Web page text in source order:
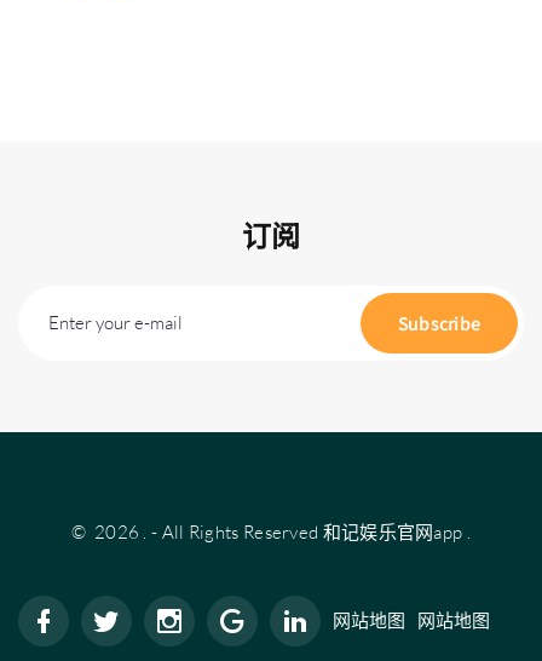
订阅
Enter your e-mail Subscribe
© 2026 .- All Rights Reserved 和记娱乐官网app .
网站地图 网站地图